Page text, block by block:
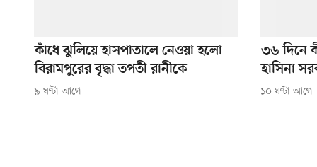
কাঁধে ঝুলিয়ে হাসপাতালে নেওয়া হলো
বিরামপুরের বৃদ্ধা তপতী রানীকে
৯ ঘণ্টা আগে
৩৬ দিনে
হাসিনা
১০ ঘণ্টা আগে